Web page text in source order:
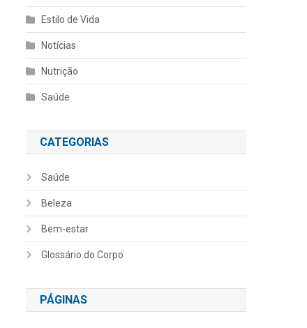
Estilo de Vida
Notícias
Nutrição
Saúde
CATEGORIAS
Saúde
Beleza
Bem-estar
Glossário do Corpo
PÁGINAS